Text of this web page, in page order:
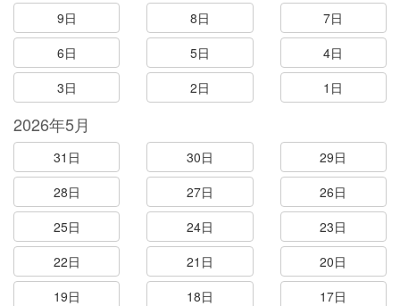
9日
8日
7日
6日
5日
4日
3日
2日 1日
2026年5月
31日 30日
29日
28日
27日
26日
25日
24日
23日
22日
21日
20日
19日
18日
17日